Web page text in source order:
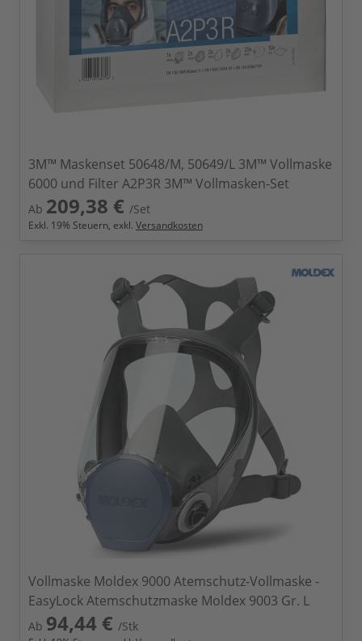
3M™ Maskenset 50648/M, 50649/L 3M™ Vollmaske
6000 und Filter A2P3R 3M™ Vollmasken-Set
Ab 209,38 € /Set
Exkl. 19% Steuern, exkl. Versandkosten
Vollmaske Moldex 9000 Atemschutz-Vollmaske -
EasyLock Atemschutzmaske Moldex 9003 Gr. L
Ab 94,44 € /Stk